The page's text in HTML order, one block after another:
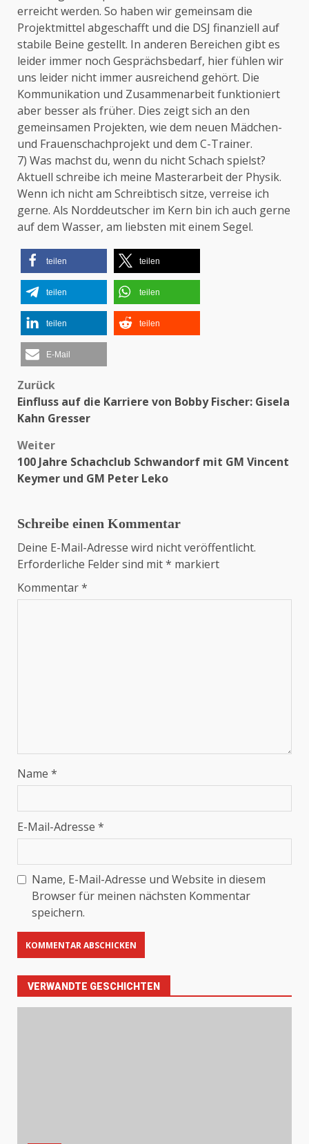
erreicht werden. So haben wir gemeinsam die
Projektmittel abgeschafft und die DSJ finanziell auf
stabile Beine gestellt. In anderen Bereichen gibt es
leider immer noch Gesprächsbedarf, hier fühlen wir
uns leider nicht immer ausreichend gehört. Die
Kommunikation und Zusammenarbeit funktioniert
aber besser als früher. Dies zeigt sich an den
gemeinsamen Projekten, wie dem neuen Mädchen-
und Frauenschachprojekt und dem C-Trainer.
7) Was machst du, wenn du nicht Schach spielst?
Aktuell schreibe ich meine Masterarbeit der Physik.
Wenn ich nicht am Schreibtisch sitze, verreise ich
gerne. Als Norddeutscher im Kern bin ich auch gerne
auf dem Wasser, am liebsten mit einem Segel.
teilen teilen
teilen teilen
teilen teilen
E-Mail
Beitragsnavigation
Zurück
Einfluss auf die Karriere von Bobby Fischer: Gisela
Kahn Gresser
Weiter
100 Jahre Schachclub Schwandorf mit GM Vincent
Keymer und GM Peter Leko
Schreibe einen Kommentar
Deine E-Mail-Adresse wird nicht veröffentlicht.
Erforderliche Felder sind mit* markiert
Kommentar*
Name *
E-Mail-Adresse *
Name, E-Mail-Adresse und Website in diesem
Browser für meinen nächsten Kommentar
speichern.
VERWANDTE GESCHICHTEN